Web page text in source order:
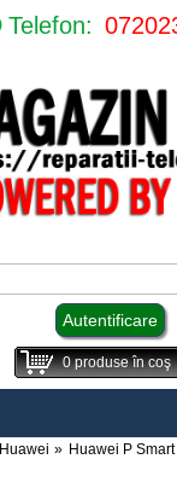
Telefon:
Autentificare
0produse în coş
Huawei Huawei P Smart